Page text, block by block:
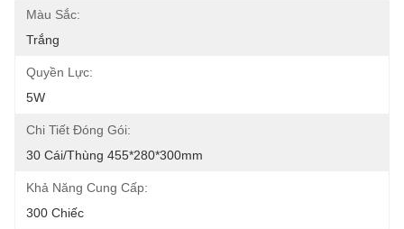
Màu Sắc:
Trắng
Quyền Lực:
5W
Chi Tiết Đóng Gói:
30 Cái/thùng 455*280*300mm
Khả Năng Cung Cấp:
300 Chiếc